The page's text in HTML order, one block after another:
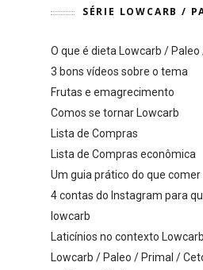
SÉRIE LOWCARB /
O que é dieta Lowcarb / Paleo
3 bons vídeos sobre o tema
Frutas e emagrecimento
Comos se tornar Lowcarb
Lista de Compras
Lista de Compras econômica
Um guia prático do que
4 contas do Instagram para
lowcarb
Laticínios no contexto
Lowcarb / Paleo / Primal /